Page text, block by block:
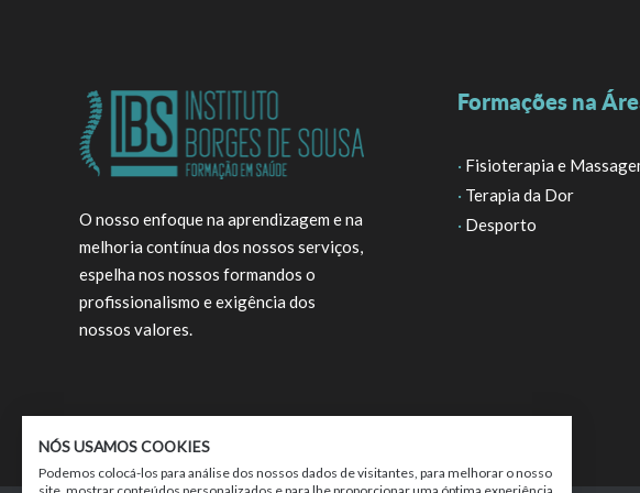
O nosso enfoque na aprendizagem e na
melhoria contínua dos nossos serviços,
espelha nos nossos formandos o
profissionalismo e exigência dos
nossos valores.
Formações na
· Fisioterapia e
· Terapia da Dor
· Desporto
NÓS USAMOS COOKIES
Podemos colocá-los para análise dos nossos dados de visitantes, para melhorar o nosso